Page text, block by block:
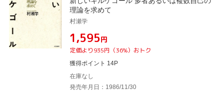
理論を求めて
村瀬学
¥1,595円
定価より935円（36%）おトク
獲得ポイント 14P
在庫なし
発売年月日：1986/11/30